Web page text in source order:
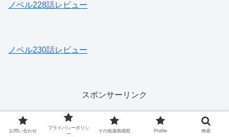
ノベル228話レビュー
ノベル230話レビュー
スポンサーリンク
お問い合わせ
プライバシーポリシ
ー
その他漫画感想 Profile 検索